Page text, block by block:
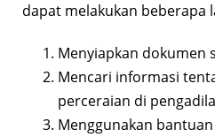
dapat melakukan beberapa
Menyiapkan dokumen
Mencari informasi
perceraian di
Menggunakan